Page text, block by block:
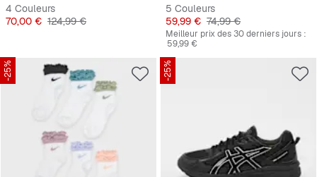
4 Couleurs
Prix
70,00 € Prix original
124,99 €
5 Couleurs
Prix
59,99 € Prix original
74,99 €
Meilleur prix des 30 derniers jours :
59,99 €
-25% -25%